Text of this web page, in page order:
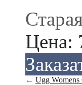
Цена:
← Ugg